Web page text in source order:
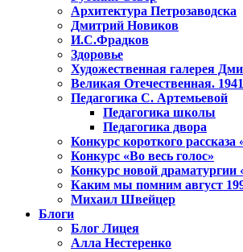
Архитектура Петрозаводска
Дмитрий Новиков
И.С.Фрадков
Здоровье
Художественная галерея
Великая Отечественная.
Педагогика С. Артемьевой
Педагогика школы
Педагогика двора
Конкурс короткого рассказа
Конкурс «Во весь голос»
Конкурс новой драматургии
Каким мы помним август
Михаил Швейцер
Блоги
Блог Лицея
Алла Нестеренко